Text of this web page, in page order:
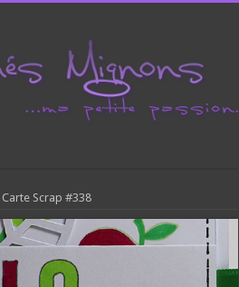
Carte Scrap #338